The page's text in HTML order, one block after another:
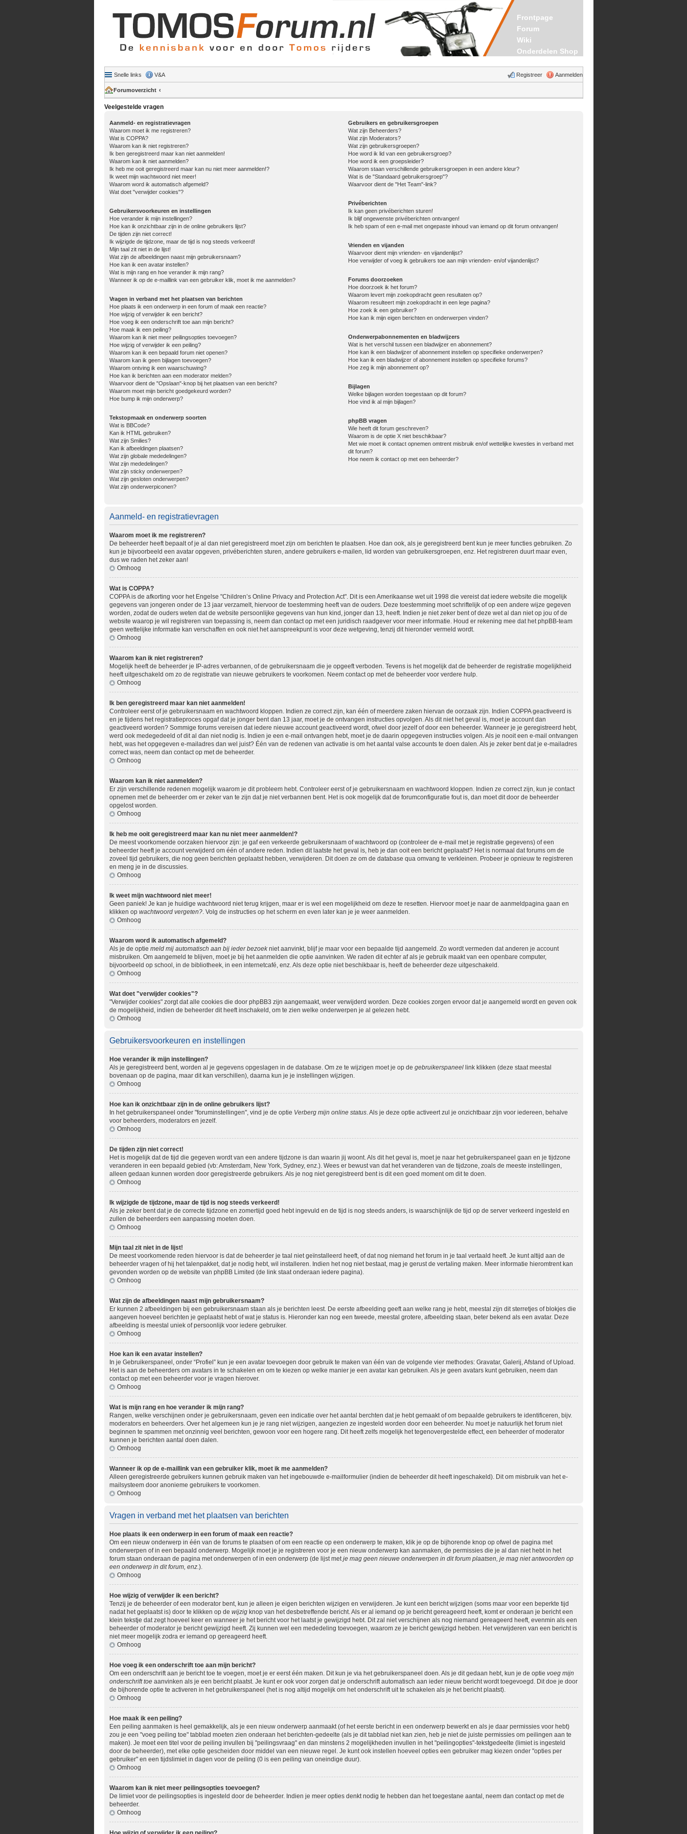
Frontpage
Forum
Wiki
Onderdelen Shop
Snelle links V&A Aanmelden
Registreer
Forumoverzicht
Veelgestelde vragen
Aanmeld- en registratievragen
Waarom moet ik me registreren?
Wat is COPPA?
Waarom kan ik niet registreren?
Ik ben geregistreerd maar kan niet aanmelden!
Waarom kan ik niet aanmelden?
Ik heb me ooit geregistreerd maar kan nu niet meer aanmelden!?
Ik weet mijn wachtwoord niet meer!
Waarom word ik automatisch afgemeld?
Wat doet "verwijder cookies"?
Gebruikersvoorkeuren en instellingen
Hoe verander ik mijn instellingen?
Hoe kan ik onzichtbaar zijn in de online gebruikers lijst?
De tijden zijn niet correct!
Ik wijzigde de tijdzone, maar de tijd is nog steeds verkeerd!
Mijn taal zit niet in de lijst!
Wat zijn de afbeeldingen naast mijn gebruikersnaam?
Hoe kan ik een avatar instellen?
Wat is mijn rang en hoe verander ik mijn rang?
Wanneer ik op de e-maillink van een gebruiker klik, moet ik me aanmelden?
Vragen in verband met het plaatsen van berichten
Hoe plaats ik een onderwerp in een forum of maak een reactie?
Hoe wijzig of verwijder ik een bericht?
Hoe voeg ik een onderschrift toe aan mijn bericht?
Hoe maak ik een peiling?
Waarom kan ik niet meer peilingsopties toevoegen?
Hoe wijzig of verwijder ik een peiling?
Waarom kan ik een bepaald forum niet openen?
Waarom kan ik geen bijlagen toevoegen?
Waarom ontving ik een waarschuwing?
Hoe kan ik berichten aan een moderator melden?
Waarvoor dient de "Opslaan"-knop bij het plaatsen van een bericht?
Waarom moet mijn bericht goedgekeurd worden?
Hoe bump ik mijn onderwerp?
Tekstopmaak en onderwerp soorten
Wat is BBCode?
Kan ik HTML gebruiken?
Wat zijn Smilies?
Kan ik afbeeldingen plaatsen?
Wat zijn globale mededelingen?
Wat zijn mededelingen?
Wat zijn sticky onderwerpen?
Wat zijn gesloten onderwerpen?
Wat zijn onderwerpiconen?
Gebruikers en gebruikersgroepen
Wat zijn Beheerders?
Wat zijn Moderators?
Wat zijn gebruikersgroepen?
Hoe word ik lid van een gebruikersgroep?
Hoe word ik een groepsleider?
Waarom staan verschillende gebruikersgroepen in een andere kleur?
Wat is de "Standaard gebruikersgroep"?
Waarvoor dient de "Het Team"-link?
Privéberichten
Ik kan geen privéberichten sturen!
Ik blijf ongewenste privéberichten ontvangen!
Ik heb spam of een e-mail met ongepaste inhoud van iemand op dit forum ontvangen!
Vrienden en vijanden
Waarvoor dient mijn vrienden- en vijandenlijst?
Hoe verwijder of voeg ik gebruikers toe aan mijn vrienden- en/of vijandenlijst?
Forums doorzoeken
Hoe doorzoek ik het forum?
Waarom levert mijn zoekopdracht geen resultaten op?
Waarom resulteert mijn zoekopdracht in een lege pagina?
Hoe zoek ik een gebruiker?
Hoe kan ik mijn eigen berichten en onderwerpen vinden?
Onderwerpabonnementen en bladwijzers
Wat is het verschil tussen een bladwijzer en abonnement?
Hoe kan ik een bladwijzer of abonnement instellen op specifieke onderwerpen?
Hoe kan ik een bladwijzer of abonnement instellen op specifieke forums?
Hoe zeg ik mijn abonnement op?
Bijlagen
Welke bijlagen worden toegestaan op dit forum?
Hoe vind ik al mijn bijlagen?
phpBB vragen
Wie heeft dit forum geschreven?
Waarom is de optie X niet beschikbaar?
Met wie moet ik contact opnemen omtrent misbruik en/of wettelijke kwesties in verband met
dit forum?
Hoe neem ik contact op met een beheerder?
Aanmeld- en registratievragen
Waarom moet ik me registreren?
De beheerder heeft bepaalt of je al dan niet geregistreerd moet zijn om berichten te plaatsen. Hoe dan ook, als je geregistreerd bent kun je meer functies gebruiken. Zo
kun je bijvoorbeeld een avatar opgeven, privéberichten sturen, andere gebruikers e-mailen, lid worden van gebruikersgroepen, enz. Het registreren duurt maar even,
dus we raden het zeker aan!
Omhoog
Wat is COPPA?
COPPA is de afkorting voor het Engelse "Children’s Online Privacy and Protection Act". Dit is een Amerikaanse wet uit 1998 die vereist dat iedere website die mogelijk
gegevens van jongeren onder de 13 jaar verzamelt, hiervoor de toestemming heeft van de ouders. Deze toestemming moet schriftelijk of op een andere wijze gegeven
worden, zodat de ouders weten dat de website persoonlijke gegevens van hun kind, jonger dan 13, heeft. Indien je niet zeker bent of deze wet al dan niet op jou of de
website waarop je wil registreren van toepassing is, neem dan contact op met een juridisch raadgever voor meer informatie. Houd er rekening mee dat het phpBB-team
geen wettelijke informatie kan verschaffen en ook niet het aanspreekpunt is voor deze wetgeving, tenzij dit hieronder vermeld wordt.
Omhoog
Waarom kan ik niet registreren?
Mogelijk heeft de beheerder je IP-adres verbannen, of de gebruikersnaam die je opgeeft verboden. Tevens is het mogelijk dat de beheerder de registratie mogelijkheid
heeft uitgeschakeld om zo de registratie van nieuwe gebruikers te voorkomen. Neem contact op met de beheerder voor verdere hulp.
Omhoog
Ik ben geregistreerd maar kan niet aanmelden!
Controleer eerst of je gebruikersnaam en wachtwoord kloppen. Indien ze correct zijn, kan één of meerdere zaken hiervan de oorzaak zijn. Indien COPPA geactiveerd is
en je tijdens het registratieproces opgaf dat je jonger bent dan 13 jaar, moet je de ontvangen instructies opvolgen. Als dit niet het geval is, moet je account dan
geactiveerd worden? Sommige forums vereisen dat iedere nieuwe account geactiveerd wordt, ofwel door jezelf of door een beheerder. Wanneer je je geregistreerd hebt,
werd ook medegedeeld of dit al dan niet nodig is. Indien je een e-mail ontvangen hebt, moet je de daarin opgegeven instructies volgen. Als je nooit een e-mail ontvangen
hebt, was het opgegeven e-mailadres dan wel juist? Één van de redenen van activatie is om het aantal valse accounts te doen dalen. Als je zeker bent dat je e-mailadres
correct was, neem dan contact op met de beheerder.
Omhoog
Waarom kan ik niet aanmelden?
Er zijn verschillende redenen mogelijk waarom je dit probleem hebt. Controleer eerst of je gebruikersnaam en wachtwoord kloppen. Indien ze correct zijn, kun je contact
opnemen met de beheerder om er zeker van te zijn dat je niet verbannen bent. Het is ook mogelijk dat de forumconfiguratie fout is, dan moet dit door de beheerder
opgelost worden.
Omhoog
Ik heb me ooit geregistreerd maar kan nu niet meer aanmelden!?
De meest voorkomende oorzaken hiervoor zijn: je gaf een verkeerde gebruikersnaam of wachtwoord op (controleer de e-mail met je registratie gegevens) of een
beheerder heeft je account verwijderd om één of andere reden. Indien dit laatste het geval is, heb je dan ooit een bericht geplaatst? Het is normaal dat forums om de
zoveel tijd gebruikers, die nog geen berichten geplaatst hebben, verwijderen. Dit doen ze om de database qua omvang te verkleinen. Probeer je opnieuw te registreren
en meng je in de discussies.
Omhoog
Ik weet mijn wachtwoord niet meer!
Geen paniek! Je kan je huidige wachtwoord niet terug krijgen, maar er is wel een mogelijkheid om deze te resetten. Hiervoor moet je naar de aanmeldpagina gaan en
klikken op wachtwoord vergeten?. Volg de instructies op het scherm en even later kan je je weer aanmelden.
Omhoog
Waarom word ik automatisch afgemeld?
Als je de optie meld mij automatisch aan bij ieder bezoekniet aanvinkt, blijf je maar voor een bepaalde tijd aangemeld. Zo wordt vermeden dat anderen je account
misbruiken. Om aangemeld te blijven, moet je bij het aanmelden die optie aanvinken. We raden dit echter af als je gebruik maakt van een openbare computer,
bijvoorbeeld op school, in de bibliotheek, in een internetcafé, enz. Als deze optie niet beschikbaar is, heeft de beheerder deze uitgeschakeld.
Omhoog
Wat doet "verwijder cookies"?
"Verwijder cookies" zorgt dat alle cookies die door phpBB3 zijn aangemaakt, weer verwijderd worden. Deze cookies zorgen ervoor dat je aangemeld wordt en geven ook
de mogelijkheid, indien de beheerder dit heeft inschakeld, om te zien welke onderwerpen je al gelezen hebt.
Omhoog
Gebruikersvoorkeuren en instellingen
Hoe verander ik mijn instellingen?
Als je geregistreerd bent, worden al je gegevens opgeslagen in de database. Om ze te wijzigen moet je op de gebruikerspaneellink klikken (deze staat meestal
bovenaan op de pagina, maar dit kan verschillen), daarna kun je je instellingen wijzigen.
Omhoog
Hoe kan ik onzichtbaar zijn in de online gebruikers lijst?
In het gebruikerspaneel onder "foruminstellingen", vind je de optie Verberg mijn online status. Als je deze optie activeert zul je onzichtbaar zijn voor iedereen, behalve
voor beheerders, moderators en jezelf.
Omhoog
De tijden zijn niet correct!
Het is mogelijk dat de tijd die gegeven wordt van een andere tijdzone is dan waarin jij woont. Als dit het geval is, moet je naar het gebruikerspaneel gaan en je tijdzone
veranderen in een bepaald gebied (vb: Amsterdam, New York, Sydney, enz.). Wees er bewust van dat het veranderen van de tijdzone, zoals de meeste instellingen,
alleen gedaan kunnen worden door geregistreerde gebruikers. Als je nog niet geregistreerd bent is dit een goed moment om dit te doen.
Omhoog
Ik wijzigde de tijdzone, maar de tijd is nog steeds verkeerd!
Als je zeker bent dat je de correcte tijdzone en zomertijd goed hebt ingevuld en de tijd is nog steeds anders, is waarschijnlijk de tijd op de server verkeerd ingesteld en
zullen de beheerders een aanpassing moeten doen.
Omhoog
Mijn taal zit niet in de lijst!
De meest voorkomende reden hiervoor is dat de beheerder je taal niet geïnstalleerd heeft, of dat nog niemand het forum in je taal vertaald heeft. Je kunt altijd aan de
beheerder vragen of hij het talenpakket, dat je nodig hebt, wil installeren. Indien het nog niet bestaat, mag je gerust de vertaling maken. Meer informatie hieromtrent kan
gevonden worden op de website van phpBB Limited (de link staat onderaan iedere pagina).
Omhoog
Wat zijn de afbeeldingen naast mijn gebruikersnaam?
Er kunnen 2 afbeeldingen bij een gebruikersnaam staan als je berichten leest. De eerste afbeelding geeft aan welke rang je hebt, meestal zijn dit sterretjes of blokjes die
aangeven hoeveel berichten je geplaatst hebt of wat je status is. Hieronder kan nog een tweede, meestal grotere, afbeelding staan, beter bekend als een avatar. Deze
afbeelding is meestal uniek of persoonlijk voor iedere gebruiker.
Omhoog
Hoe kan ik een avatar instellen?
In je Gebruikerspaneel, onder “Profiel” kun je een avatar toevoegen door gebruik te maken van één van de volgende vier methodes: Gravatar, Galerij, Afstand of Upload.
Het is aan de beheerders om avatars in te schakelen en om te kiezen op welke manier je een avatar kan gebruiken. Als je geen avatars kunt gebruiken, neem dan
contact op met een beheerder voor je vragen hierover.
Omhoog
Wat is mijn rang en hoe verander ik mijn rang?
Rangen, welke verschijnen onder je gebruikersnaam, geven een indicatie over het aantal berchten dat je hebt gemaakt of om bepaalde gebruikers te identificeren, bijv.
moderators en beheerders. Over het algemeen kun je je rang niet wijzigen, aangezien ze ingesteld worden door een beheerder. Nu moet je natuurlijk het forum niet
beginnen te spammen met onzinnig veel berichten, gewoon voor een hogere rang. Dit heeft zelfs mogelijk het tegenovergestelde effect, een beheerder of moderator
kunnen je berichten aantal doen dalen.
Omhoog
Wanneer ik op de e-maillink van een gebruiker klik, moet ik me aanmelden?
Alleen geregistreerde gebruikers kunnen gebruik maken van het ingebouwde e-mailformulier (indien de beheerder dit heeft ingeschakeld). Dit om misbruik van het e-
mailsysteem door anonieme gebruikers te voorkomen.
Omhoog
Vragen in verband met het plaatsen van berichten
Hoe plaats ik een onderwerp in een forum of maak een reactie?
Om een nieuw onderwerp in één van de forums te plaatsen of om een reactie op een onderwerp te maken, klik je op de bijhorende knop op ofwel de pagina met
onderwerpen of in een bepaald onderwerp. Mogelijk moet je je registreren voor je een nieuw onderwerp kan aanmaken, de permissies die je al dan niet hebt in het
forum staan onderaan de pagina met onderwerpen of in een onderwerp (de lijst metje mag geen nieuwe onderwerpen in dit forum plaatsen, je mag niet antwoorden op
een onderwerp in dit forum, enz.).
Omhoog
Hoe wijzig of verwijder ik een bericht?
Tenzij je de beheerder of een moderator bent, kun je alleen je eigen berichten wijzigen en verwijderen. Je kunt een bericht wijzigen (soms maar voor een beperkte tijd
nadat het geplaatst is) door te klikken op de wijzigknop van het desbetreffende bericht. Als er al iemand op je bericht gereageerd heeft, komt er onderaan je bericht een
klein tekstje dat zegt hoeveel keer en wanneer je het bericht voor het laatst je gewijzigd hebt. Dit zal niet verschijnen als nog niemand gereageerd heeft, evenmin als een
beheerder of moderator je bericht gewijzigd heeft. Zij kunnen wel een mededeling toevoegen, waarom ze je bericht gewijzigd hebben. Het verwijderen van een bericht is
niet meer mogelijk zodra er iemand op gereageerd heeft.
Omhoog
Hoe voeg ik een onderschrift toe aan mijn bericht?
Om een onderschrift aan je bericht toe te voegen, moet je er eerst één maken. Dit kun je via het gebruikerspaneel doen. Als je dit gedaan hebt, kun je de optie voeg mijn
onderschrift toeaanvinken als je een bericht plaatst. Je kunt er ook voor zorgen dat je onderschrift automatisch aan ieder nieuw bericht wordt toegevoegd. Dit doe je door
de bijhorende optie te activeren in het gebruikerspaneel (het is nog altijd mogelijk om het onderschrift uit te schakelen als je het bericht plaatst).
Omhoog
Hoe maak ik een peiling?
Een peiling aanmaken is heel gemakkelijk, als je een nieuw onderwerp aanmaakt (of het eerste bericht in een onderwerp bewerkt en als je daar permissies voor hebt)
zou je een "voeg peiling toe" tabblad moeten zien onderaan het berichten-gedeelte (als je dit tabblad niet kan zien, heb je niet de juiste permissies om peilingen aan te
maken). Je moet een titel voor de peiling invullen bij "peilingsvraag" en dan minstens 2 mogelijkheden invullen in het "peilingopties"-tekstgedeelte (limiet is ingesteld
door de beheerder), met elke optie gescheiden door middel van een nieuwe regel. Je kunt ook instellen hoeveel opties een gebruiker mag kiezen onder "opties per
gebruiker" en een tijdslimiet in dagen voor de peiling (0 is een peiling van oneindige duur).
Omhoog
Waarom kan ik niet meer peilingsopties toevoegen?
De limiet voor de peilingsopties is ingesteld door de beheerder. Indien je meer opties denkt nodig te hebben dan het toegestane aantal, neem dan contact op met de
beheerder.
Omhoog